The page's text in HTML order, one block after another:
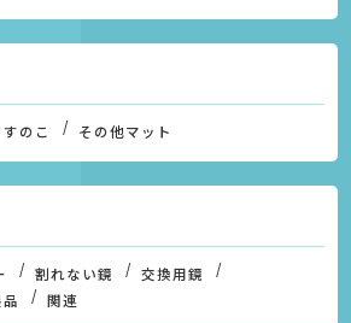
のこ その他マット
割れない鏡
交換用鏡
関連